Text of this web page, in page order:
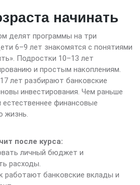
начинать
делят программы на три
6–9 лет знакомятся с понятиями
Подростки 10–13 лет
и простым накоплениям.
лет разбирают банковские
инвестирования. Чем раньше
финансовые
жизнь.
после курса:
личный бюджет и
расходы.
работают банковские вклады и